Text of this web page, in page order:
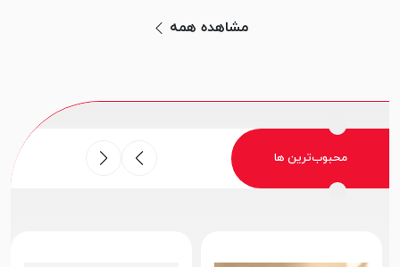
مشاهده همه
محبوب‌ترین ها